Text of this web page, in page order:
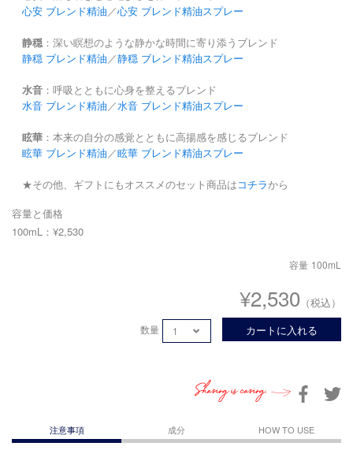
心安 ブレンド精油 ／心安 ブレンド精油スプレー
静穏 ：深い瞑想のような静かな時間に寄り添うブレンド
静穏 ブレンド精油 ／静穏 ブレンド精油スプレー
水音 ：呼吸とともに心身を整えるブレンド
水音 ブレンド精油 ／水音 ブレンド精油スプレー
眩華 ：本来の自分の感覚とともに高揚感を感じるブレンド
眩華 ブレンド精油 ／眩華 ブレンド精油スプレー
★その他、ギフトにもオススメのセット商品はコチラから
容量と価格
100mL：¥2,530
容量 100mL
¥2,530 （税込）
数量 カートに入れる
注意事項 成分 HOW TO USE